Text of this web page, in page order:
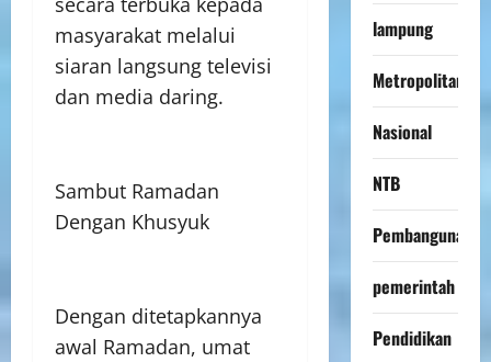
masyarakat melalui
siaran langsung televisi
dan media daring.
Sambut Ramadan
Dengan Khusyuk
Dengan ditetapkannya
awal Ramadan, umat
lampung
Metropolitan
Nasional
NTB
Pembangunan
pemerintah
Pendidikan